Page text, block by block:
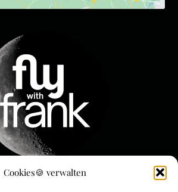
Cookies🍪 verwalten
Menue & Rechtliches